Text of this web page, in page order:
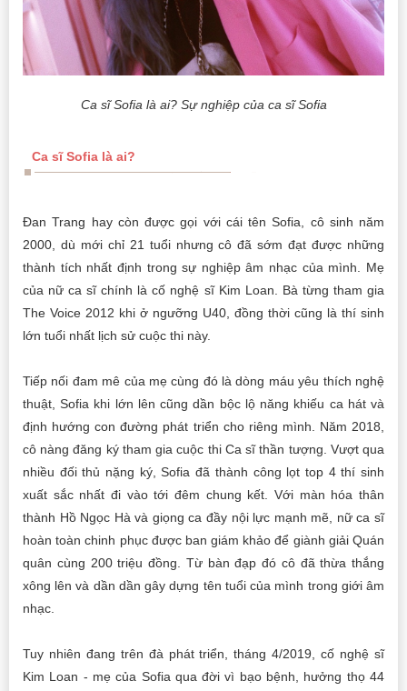
Ca sĩ Sofia là ai? Sự nghiệp của ca sĩ Sofia
Ca sĩ Sofia là ai?
Đan Trang hay còn được gọi với cái tên Sofia, cô sinh năm
2000, dù mới chỉ 21 tuổi nhưng cô đã sớm đạt được những
thành tích nhất định trong sự nghiệp âm nhạc của mình. Mẹ
của nữ ca sĩ chính là cố nghệ sĩ Kim Loan. Bà từng tham gia
The Voice 2012 khi ở ngưỡng U40, đồng thời cũng là thí sinh
lớn tuổi nhất lịch sử cuộc thi này.
Tiếp nối đam mê của mẹ cùng đó là dòng máu yêu thích nghệ
thuật, Sofia khi lớn lên cũng dần bộc lộ năng khiếu ca hát và
định hướng con đường phát triển cho riêng mình. Năm 2018,
cô nàng đăng ký tham gia cuộc thi Ca sĩ thần tượng. Vượt qua
nhiều đối thủ nặng ký, Sofia đã thành công lọt top 4 thí sinh
xuất sắc nhất đi vào tới đêm chung kết. Với màn hóa thân
thành Hồ Ngọc Hà và giọng ca đầy nội lực mạnh mẽ, nữ ca sĩ
hoàn toàn chinh phục được ban giám khảo để giành giải Quán
quân cùng 200 triệu đồng. Từ bàn đạp đó cô đã thừa thắng
xông lên và dần dần gây dựng tên tuổi của mình trong giới âm
nhạc.
Tuy nhiên đang trên đà phát triển, tháng 4/2019, cố nghệ sĩ
Kim Loan - mẹ của Sofia qua đời vì bạo bệnh, hưởng thọ 44